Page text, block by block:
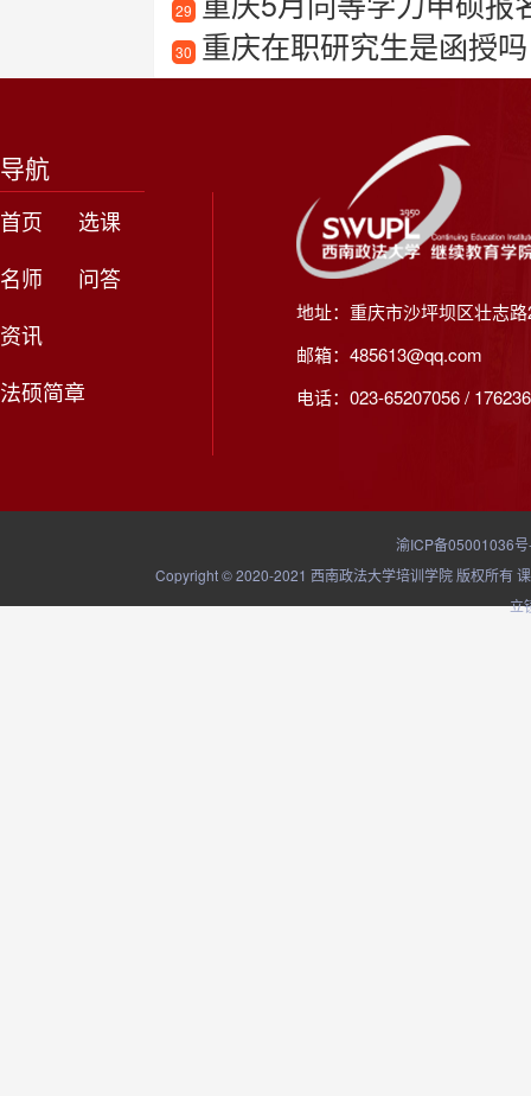
29
30 重庆在职研究生是函授吗
导航
首页
选课
名师
问答
资讯
法硕简章
地址：重庆市沙坪坝区壮志
邮箱：485613@qq.com
电话：023-65207056 /
渝ICP备05001036
Copyright © 2020-2021 西南政法大学培训学院 版权所有
立